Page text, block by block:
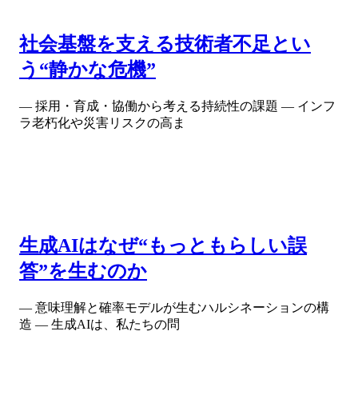
社会基盤を支える技術者不足とい
う“静かな危機”
― 採用・育成・協働から考える持続性の課題 ― インフ
ラ老朽化や災害リスクの高ま
生成AIはなぜ“もっともらしい誤
答”を生むのか
― 意味理解と確率モデルが生むハルシネーションの構
造 ― 生成AIは、私たちの問